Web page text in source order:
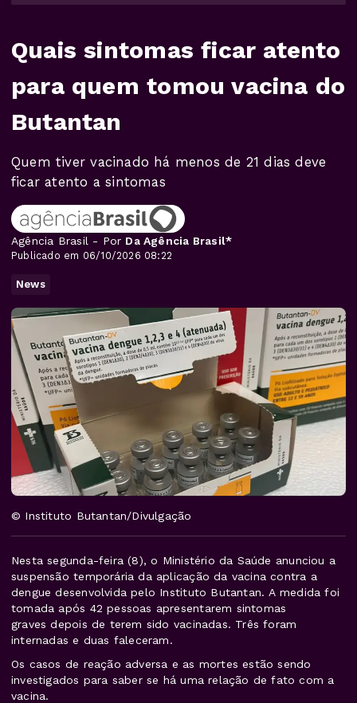
Quais sintomas ficar atento
para quem tomou vacina do
Butantan
Quem tiver vacinado há menos de 21 dias deve
ficar atento a sintomas
Agência Brasil - Por Da Agência Brasil*
Publicado em 06/10/2026 08:22
News
© Instituto Butantan/Divulgação
Nesta segunda-feira (8), o Ministério da Saúde anunciou a
suspensão temporária da aplicação da vacina contra a
dengue desenvolvida pelo Instituto Butantan. A medida foi
tomada após 42 pessoas apresentarem sintomas
graves depois de terem sido vacinadas. Três foram
internadas e duas faleceram.
Os casos de reação adversa e as mortes estão sendo
investigados para saber se há uma relação de fato com a
vacina.